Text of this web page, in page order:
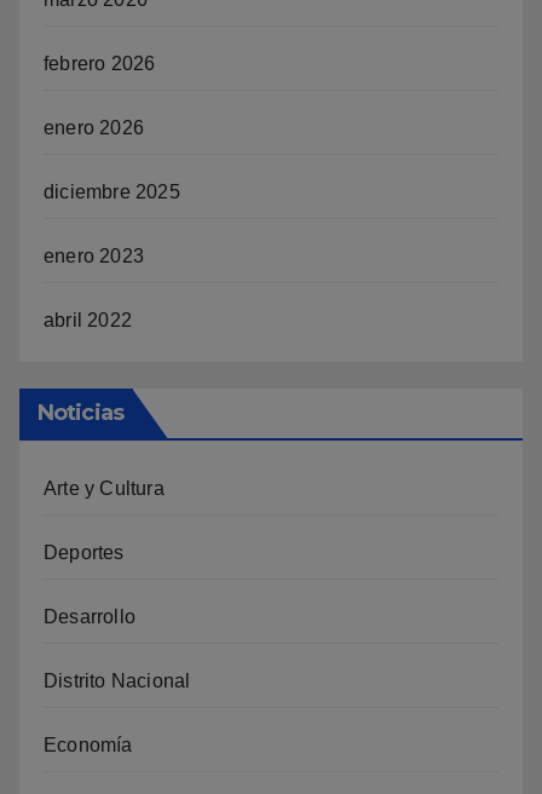
febrero 2026
enero 2026
diciembre 2025
enero 2023
abril 2022
Noticias
Arte y Cultura
Deportes
Desarrollo
Distrito Nacional
Economía